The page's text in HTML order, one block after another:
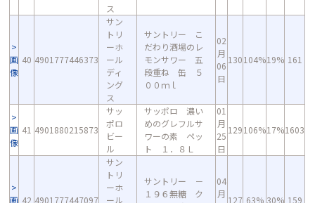
ス
画
像
40 4901777446373
サン
トリ
ーホ
ール
ディ
ング
ス
サントリー こ
だわり酒場のレ
モンサワー 五
段重ね 缶 ５
００ｍｌ
02
月
06
日
130104%19% 161
画
像
41 4901880215873
サッ
ポロ
ビー
ル
サッポロ 濃い
めのグレフルサ
ワーの素 ペッ
ト １．８Ｌ
01
月
25
日
129106%17%1603
画 42 4901777447097
サン
トリ
ーホ
ール
サントリー －
１９６無糖 ク
04
月
127 63% 30% 159